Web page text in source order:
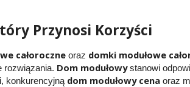
Przynosi Korzyści
całoroczneoraz domki modułowe
rozwiązania. Dom modułowystanowi
konkurencyjną dom modułowy cenaoraz